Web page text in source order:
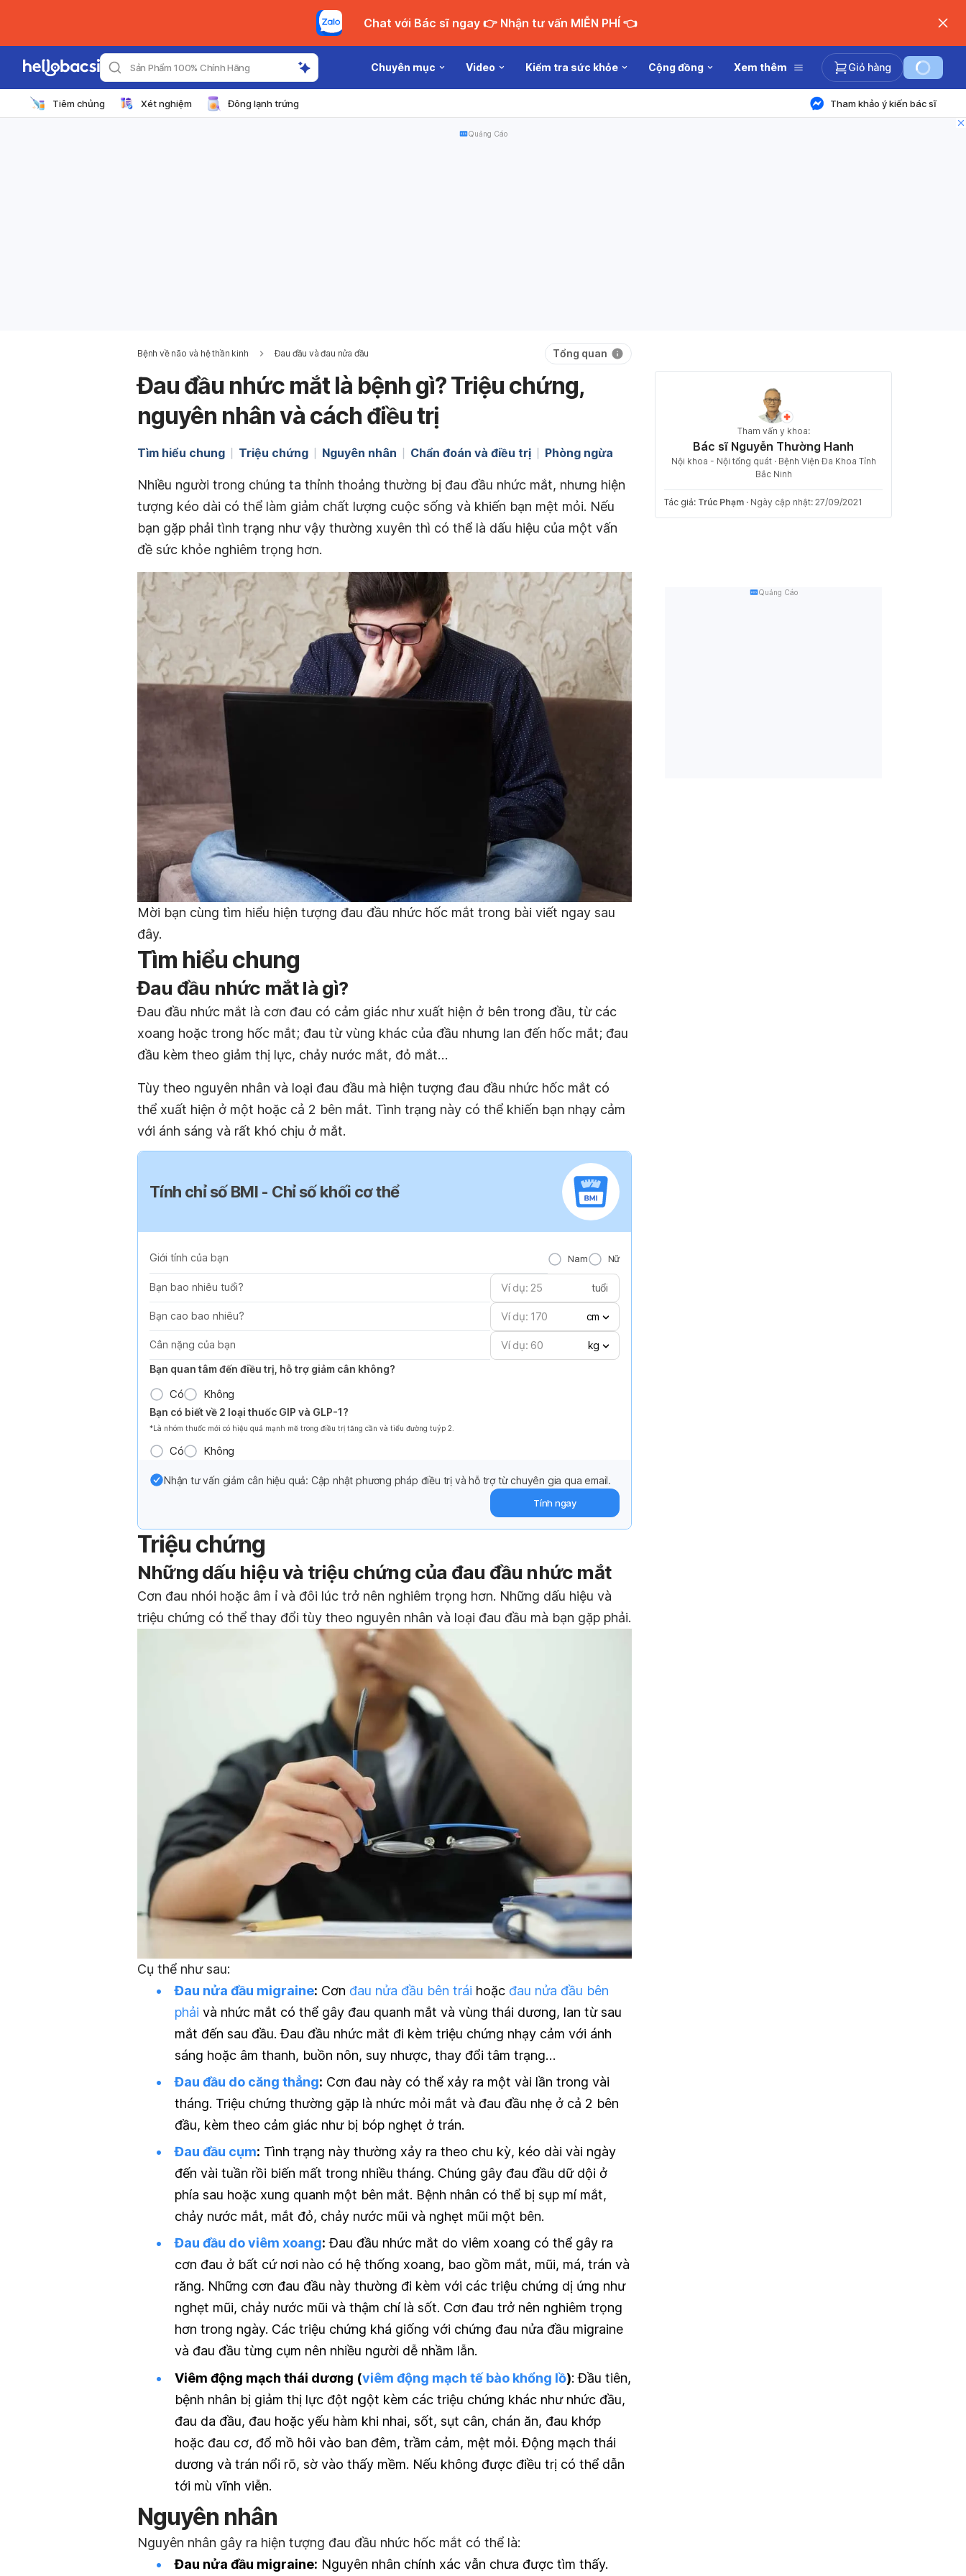
Chat với Bác sĩ ngay 👉 Nhận tư vấn MIỄN PHÍ 👈
Sản Phẩm 100% Chính Hãng Chuyên mục Video Kiểm tra sức khỏe Cộng đồng Xem thêm Giỏ hàng
Tiêm chủng Xét nghiệm Đông lạnh trứng Tham khảo ý kiến bác sĩ
Quảng Cáo
Bệnh về não và hệ thần kinh Đau đầu và đau nửa đầu Tổng quan
Đau đầu nhức mắt là bệnh gì? Triệu chứng,
nguyên nhân và cách điều trị
Tìm hiểu chung Triệu chứng Nguyên nhân Chẩn đoán và điều trị Phòng ngừa
Nhiều người trong chúng ta thỉnh thoảng thường bị đau đầu nhức mắt, nhưng hiện
tượng kéo dài có thể làm giảm chất lượng cuộc sống và khiến bạn mệt mỏi. Nếu
bạn gặp phải tình trạng như vậy thường xuyên thì có thể là dấu hiệu của một vấn
đề sức khỏe nghiêm trọng hơn.
Mời bạn cùng tìm hiểu hiện tượng đau đầu nhức hốc mắt trong bài viết ngay sau
đây.
Tìm hiểu chung
Đau đầu nhức mắt là gì?
Đau đầu nhức mắt là cơn đau có cảm giác như xuất hiện ở bên trong đầu, từ các
xoang hoặc trong hốc mắt; đau từ vùng khác của đầu nhưng lan đến hốc mắt; đau
đầu kèm theo giảm thị lực, chảy nước mắt, đỏ mắt…
Tùy theo nguyên nhân và loại đau đầu mà hiện tượng đau đầu nhức hốc mắt có
thể xuất hiện ở một hoặc cả 2 bên mắt. Tình trạng này có thể khiến bạn nhạy cảm
với ánh sáng và rất khó chịu ở mắt.
Tính chỉ số BMI - Chỉ số khối cơ thể
Giới tính của bạn Nam Nữ
Bạn bao nhiêu tuổi? tuổi
Bạn cao bao nhiêu? cm
Cân nặng của bạn
kg
Bạn quan tâm đến điều trị, hỗ trợ giảm cân không?
Có Không
Bạn có biết về 2 loại thuốc GIP và GLP-1?
*Là nhóm thuốc mới có hiệu quả mạnh mẽ trong điều trị tăng cần và tiểu đường tuýp 2.
Có Không
Nhận tư vấn giảm cân hiệu quả: Cập nhật phương pháp điều trị và hỗ trợ từ chuyên gia qua email.
Tính ngay
Triệu chứng
Những dấu hiệu và triệu chứng của đau đầu nhức mắt
Cơn đau nhói hoặc âm ỉ và đôi lúc trở nên nghiêm trọng hơn. Những dấu hiệu và
triệu chứng có thể thay đổi tùy theo nguyên nhân và loại đau đầu mà bạn gặp phải.
Cụ thể như sau:
Đau nửa đầu migraine: Cơn đau nửa đầu bên trái hoặc đau nửa đầu bên
phải và nhức mắt có thể gây đau quanh mắt và vùng thái dương, lan từ sau
mắt đến sau đầu. Đau đầu nhức mắt đi kèm triệu chứng nhạy cảm với ánh
sáng hoặc âm thanh, buồn nôn, suy nhược, thay đổi tâm trạng…
Đau đầu do căng thẳng: Cơn đau này có thể xảy ra một vài lần trong vài
tháng. Triệu chứng thường gặp là nhức mỏi mắt và đau đầu nhẹ ở cả 2 bên
đầu, kèm theo cảm giác như bị bóp nghẹt ở trán.
Đau đầu cụm: Tình trạng này thường xảy ra theo chu kỳ, kéo dài vài ngày
đến vài tuần rồi biến mất trong nhiều tháng. Chúng gây đau đầu dữ dội ở
phía sau hoặc xung quanh một bên mắt. Bệnh nhân có thể bị sụp mí mắt,
chảy nước mắt, mắt đỏ, chảy nước mũi và nghẹt mũi một bên.
Đau đầu do viêm xoang: Đau đầu nhức mắt do viêm xoang có thể gây ra
cơn đau ở bất cứ nơi nào có hệ thống xoang, bao gồm mắt, mũi, má, trán và
răng. Những cơn đau đầu này thường đi kèm với các triệu chứng dị ứng như
nghẹt mũi, chảy nước mũi và thậm chí là sốt. Cơn đau trở nên nghiêm trọng
hơn trong ngày. Các triệu chứng khá giống với chứng đau nửa đầu migraine
và đau đầu từng cụm nên nhiều người dễ nhầm lẫn.
Viêm động mạch thái dương (viêm động mạch tế bào khổng lồ): Đầu tiên,
bệnh nhân bị giảm thị lực đột ngột kèm các triệu chứng khác như nhức đầu,
đau da đầu, đau hoặc yếu hàm khi nhai, sốt, sụt cân, chán ăn, đau khớp
hoặc đau cơ, đổ mồ hôi vào ban đêm, trầm cảm, mệt mỏi. Động mạch thái
dương và trán nổi rõ, sờ vào thấy mềm. Nếu không được điều trị có thể dẫn
tới mù vĩnh viễn.
Nguyên nhân
Nguyên nhân gây ra hiện tượng đau đầu nhức hốc mắt có thể là:
Đau nửa đầu migraine: Nguyên nhân chính xác vẫn chưa được tìm thấy.
Tham vấn y khoa:
Bác sĩ Nguyễn Thường Hanh
Nội khoa - Nội tổng quát · Bệnh Viện Đa Khoa Tỉnh
Bắc Ninh
Tác giả: Trúc Phạm · Ngày cập nhật: 27/09/2021
Quảng Cáo